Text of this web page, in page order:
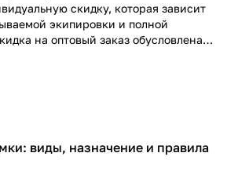
скидку, которая зависит
экипировки и полной
на оптовый заказ обусловлена
по Вашему заказу!
виды, назначение и правила